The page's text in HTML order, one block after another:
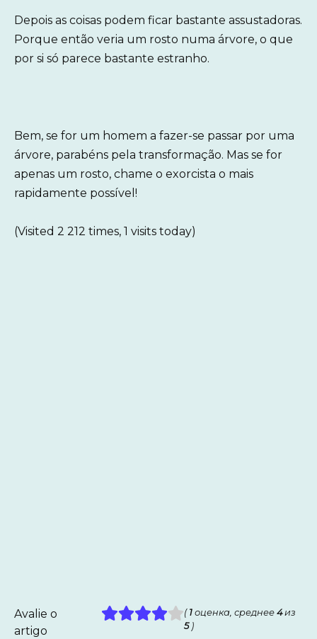
Depois as coisas podem ficar bastante assustadoras.
Porque então veria um rosto numa árvore, o que
por si só parece bastante estranho.
Bem, se for um homem a fazer-se passar por uma
árvore, parabéns pela transformação. Mas se for
apenas um rosto, chame o exorcista o mais
rapidamente possível!
(Visited 2 212 times, 1 visits today)
Avalie o
artigo
( 1 оценка, среднее4из
5)